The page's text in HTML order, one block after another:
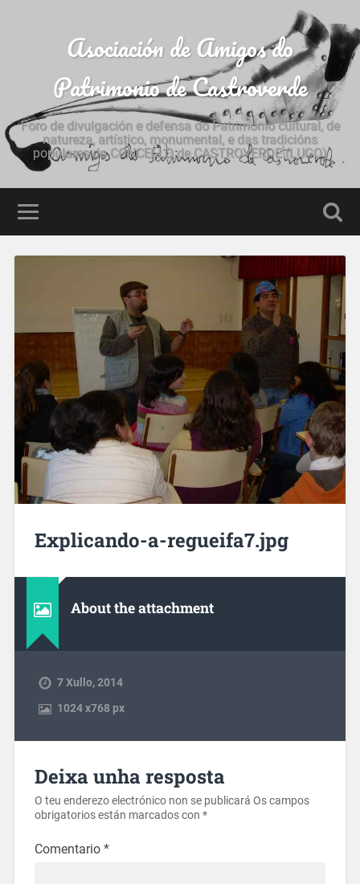
Asociación de Amigos do
Patrimonio de Castroverde
Foro de divulgación e defensa do Patrimonio cultural, de
natureza, artístico, monumental, e das tradicións
populares do CONCELLO de CASTROVERDE (LUGO)
Explicando-a-regueifa7.jpg
About the attachment
7 Xullo, 2014
1024x768 px
Deixa unha resposta
O teu enderezo electrónico non se publicará Os campos
obrigatorios están marcados con *
Comentario *